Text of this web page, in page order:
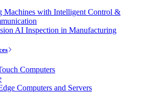
Machines with Intelligent Control &
AI Inspection in Manufacturing
Computers
Computers and Servers